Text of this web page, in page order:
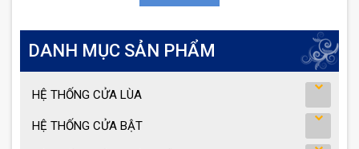
DANH MỤC SẢN PHẨM
HỆ THỐNG CỬA LÙA
HỆ THỐNG CỬA BẬT